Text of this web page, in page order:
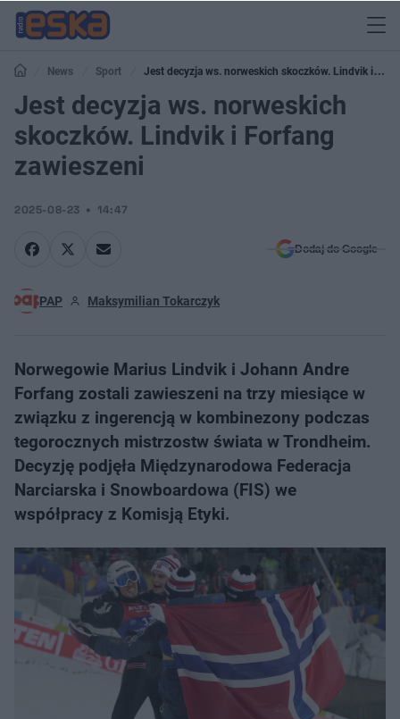
News Sport
Jest decyzja ws. norweskich skoczków. Lindvik i
Forfang zawieszeni
Jest decyzja ws. norweskich
skoczków. Lindvik i Forfang
zawieszeni
2025-08-23 14:47
Dodaj do Google
PAP Maksymilian Tokarczyk
Norwegowie Marius Lindvik i Johann Andre
Forfang zostali zawieszeni na trzy miesiące w
związku z ingerencją w kombinezony podczas
tegorocznych mistrzostw świata w Trondheim.
Decyzję podjęła Międzynarodowa Federacja
Narciarska i Snowboardowa (FIS) we
współpracy z Komisją Etyki.